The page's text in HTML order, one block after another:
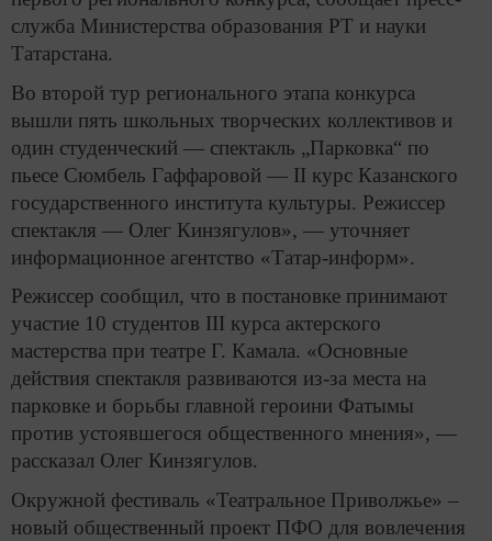
служба Министерства образования РТ и науки
Татарстана.
Во второй тур регионального этапа конкурса
вышли пять школьных творческих коллективов и
один студенческий — спектакль „Парковка“ по
пьесе Сюмбель Гаффаровой — II курс Казанского
государственного института культуры. Режиссер
спектакля — Олег Кинзягулов», — уточняет
информационное агентство «Татар-информ».
Режиссер сообщил, что в постановке принимают
участие 10 студентов III курса актерского
мастерства при театре Г. Камала. «Основные
действия спектакля развиваются из-за места на
парковке и борьбы главной героини Фатымы
против устоявшегося общественного мнения», —
рассказал Олег Кинзягулов.
Окружной фестиваль «Театральное Приволжье» –
новый общественный проект ПФО для вовлечения